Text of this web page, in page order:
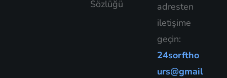
Sözlüğü
adresten
iletişime
geçin:
24sorftho
urs@gmail